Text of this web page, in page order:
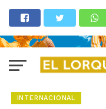
INTERNACIONAL